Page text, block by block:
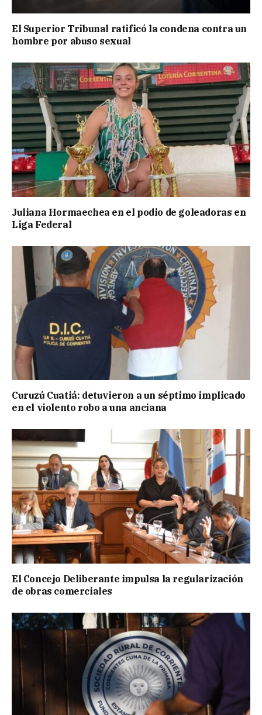
El Superior Tribunal ratificó la condena contra un
hombre por abuso sexual
Juliana Hormaechea en el podio de goleadoras en
Liga Federal
Curuzú Cuatiá: detuvieron a un séptimo implicado
en el violento robo a una anciana
El Concejo Deliberante impulsa la regularización
de obras comerciales